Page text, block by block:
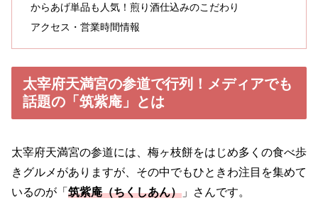
からあげ単品も人気！煎り酒仕込みのこだわり
アクセス・営業時間情報
太宰府天満宮の参道で行列！メディアでも
話題の「筑紫庵」とは
太宰府天満宮の参道には、梅ヶ枝餅をはじめ多くの食べ歩
きグルメがありますが、その中でもひときわ注目を集めて
いるのが「 筑紫庵（ちくしあん） 」さんです。